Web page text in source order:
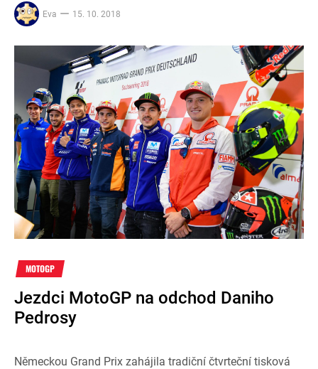
Eva 15. 10. 2018
MOTOGP
Jezdci MotoGP na odchod Daniho
Pedrosy
Německou Grand Prix zahájila tradiční čtvrteční tisková